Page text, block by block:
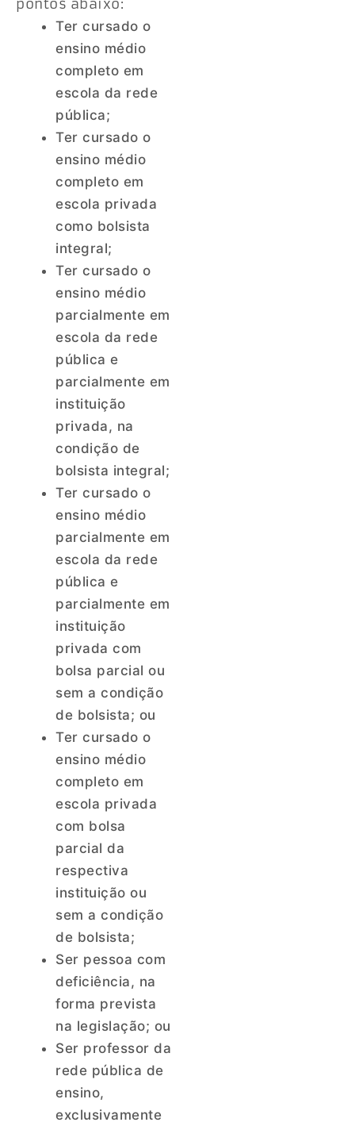
pontos abaixo:
Ter cursado o
ensino médio
completo em
escola da rede
pública;
Ter cursado o
ensino médio
completo em
escola privada
como bolsista
integral;
Ter cursado o
ensino médio
parcialmente em
escola da rede
pública e
parcialmente em
instituição
privada, na
condição de
bolsista integral;
Ter cursado o
ensino médio
parcialmente em
escola da rede
pública e
parcialmente em
instituição
privada com
bolsa parcial ou
sem a condição
de bolsista; ou
Ter cursado o
ensino médio
completo em
escola privada
com bolsa
parcial da
respectiva
instituição ou
sem a condição
de bolsista;
Ser pessoa com
deficiência, na
forma prevista
na legislação; ou
Ser professor da
rede pública de
ensino,
exclusivamente